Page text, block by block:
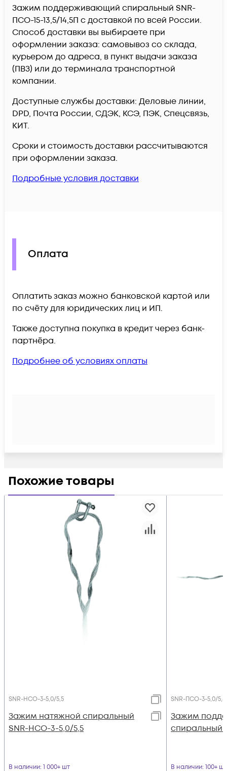
Зажим поддерживающий спиральный SNR-
ПСО-15-13,5/14,5П c доставкой по всей России.
Способ доставки вы выбираете при
оформлении заказа: самовывоз со склада,
курьером до адреса, в пункт выдачи заказа
(ПВЗ) или до терминала транспортной
компании.
Доступные службы доставки: Деловые линии,
DPD, Почта России, СДЭК, КСЭ, ПЭК, Спецсвязь,
КИТ.
Сроки и стоимость доставки рассчитываются
при оформлении заказа.
Подробные условия доставки
Оплата
Оплатить заказ можно банковской картой или
по счёту для юридических лиц и ИП.
Также доступна покупка в кредит через банк-
партнёра.
Подробнее об условиях оплаты
Похожие товары
SNR-НСО-3-5,0/5,5
Зажим натяжной спиральный
SNR-НСО-3-5,0/5,5
В наличии: 1 000+ шт
SNR-ПСО-3-5,0/5,5
Зажим
спиральный
В наличии: 100+ шт